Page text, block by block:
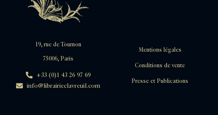
19, rue de Tournon
75006, Paris
+33 (0)1 43 26 97 69
info@librairieclavreuil.com
Mentions légales
Conditions de vente
Presse et Publications